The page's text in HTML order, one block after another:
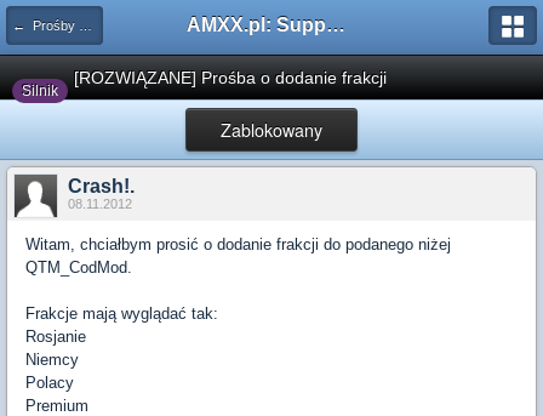
← Prośby o modyfikacje silników/klas/perków AMXX.pl: Support AMX Mod X i SourceMod
Silnik
[ROZWIĄZANE] Prośba o dodanie frakcji
Zablokowany
Crash!.
08.11.2012
Witam, chciałbym prosić o dodanie frakcji do podanego niżej
QTM_CodMod.
Frakcje mają wyglądać tak:
Rosjanie
Niemcy
Polacy
Premium